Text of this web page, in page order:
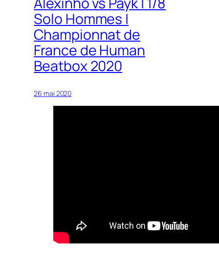
Solo Hommes |
Championnat de
France de Human
Beatbox 2020
26 mai 2020